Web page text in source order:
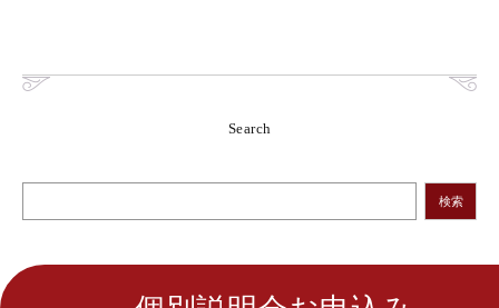
Search
検索